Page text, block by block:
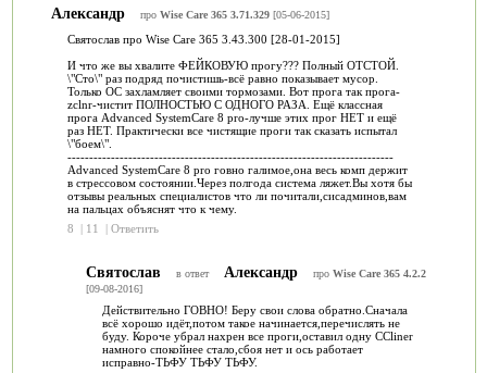
Александр про Wise Care 365 3.71.329[05-06-2015]
Святослав про Wise Care 365 3.43.300 [28-01-2015]
И что же вы хвалите ФЕЙКОВУЮ прогу??? Полный ОТСТОЙ.
\"Сто\" раз подряд почистишь-всё равно показывает мусор.
Только ОС захламляет своими тормозами. Вот прога так прога-
zclnr-чистит ПОЛНОСТЬЮ С ОДНОГО РАЗА. Ещё классная
прога Advanced SystemCare 8 pro-лучше этих прог НЕТ и ещё
раз НЕТ. Практически все чистящие проги так сказать испытал
\"боем\".
---------------------------------------------------------------------------
Advanced SystemCare 8 pro говно галимое,она весь комп держит
в стрессовом состоянии.Через полгода система ляжет.Вы хотя бы
отзывы реальных специалистов что ли почитали,сисадминов,вам
на пальцах объяснят что к чему.
8
| 11 | Ответить
Святослав в ответ Александр про Wise Care 365 4.2.2
[09-08-2016]
Действительно ГОВНО! Беру свои слова обратно.Сначала
всё хорошо идёт,потом такое начинается,перечислять не
буду. Короче убрал нахрен все проги,оставил одну CCliner
намного спокойнее стало,сбоя нет и ось работает
исправно-ТЬФУ ТЬФУ ТЬФУ.